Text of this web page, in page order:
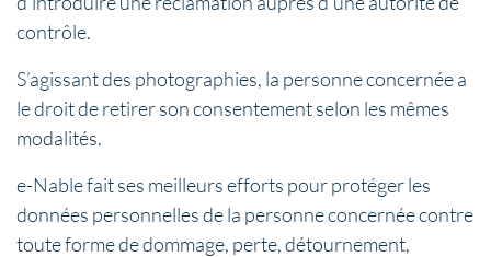
contrôle.
S’agissant des photographies, la personne concernée a
le droit de retirer son consentement selon les mêmes
modalités.
e-Nable fait ses meilleurs efforts pour protéger les
données personnelles de la personne concernée contre
toute forme de dommage, perte, détournement,